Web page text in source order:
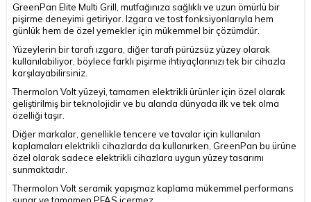
GreenPan Elite Multi Grill, mutfağınıza sağlıklı ve uzun ömürlü bir
pişirme deneyimi getiriyor. Izgara ve tost fonksiyonlarıyla hem
günlük hem de özel yemekler için mükemmel bir çözümdür.
Yüzeylerin bir tarafı ızgara, diğer tarafı pürüzsüz yüzey olarak
kullanılabiliyor, böylece farklı pişirme ihtiyaçlarınızı tek bir cihazla
karşılayabilirsiniz.
Thermolon Volt yüzeyi, tamamen elektrikli ürünler için özel olarak
geliştirilmiş bir teknolojidir ve bu alanda dünyada ilk ve tek olma
özelliği taşır.
Diğer markalar, genellikle tencere ve tavalar için kullanılan
kaplamaları elektrikli cihazlarda da kullanırken, GreenPan bu ürüne
özel olarak sadece elektrikli cihazlara uygun yüzey tasarımı
sunmaktadır.
Thermolon Volt seramik yapışmaz kaplama mükemmel performans